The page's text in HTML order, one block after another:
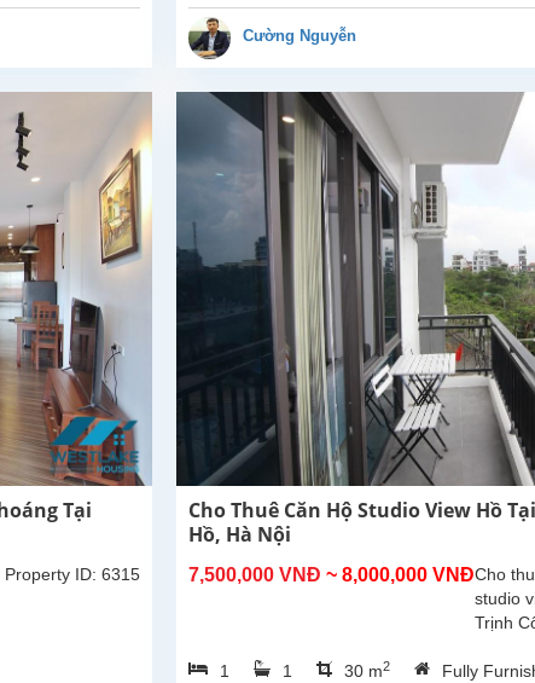
Cường Nguyễn
Property ID: 6315
Cho Thuê Căn Hộ Studio View Hồ
Hồ, Hà Nội
7,500,000 VNĐ ~ 8,000,000 VNĐCho
studio
Trịnh
30m²,
1 1 30 m2 Fully